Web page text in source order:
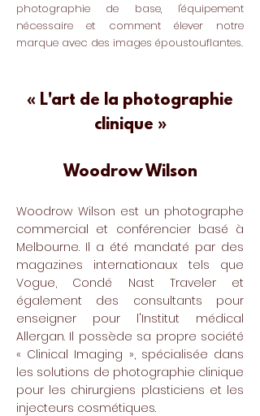
photographie de base, l'équipement
nécessaire et comment élever notre
marque avec des images époustouflantes.
« L'art de la photographie
clinique »
Woodrow Wilson
Woodrow Wilson est un photographe
commercial et conférencier basé à
Melbourne. Il a été mandaté par des
magazines internationaux tels que
Vogue, Condé Nast Traveler et
également des consultants pour
enseigner pour l'Institut médical
Allergan. Il possède sa propre société
« Clinical Imaging », spécialisée dans
les solutions de photographie clinique
pour les chirurgiens plasticiens et les
injecteurs cosmétiques.